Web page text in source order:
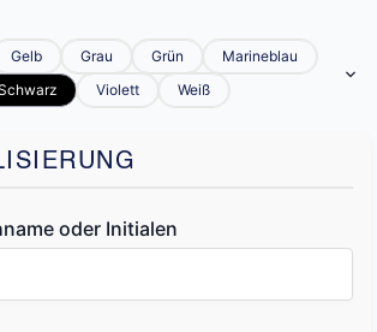
Gelb Grau Grün
Marineblau
Violett Weiß
oder Initialen